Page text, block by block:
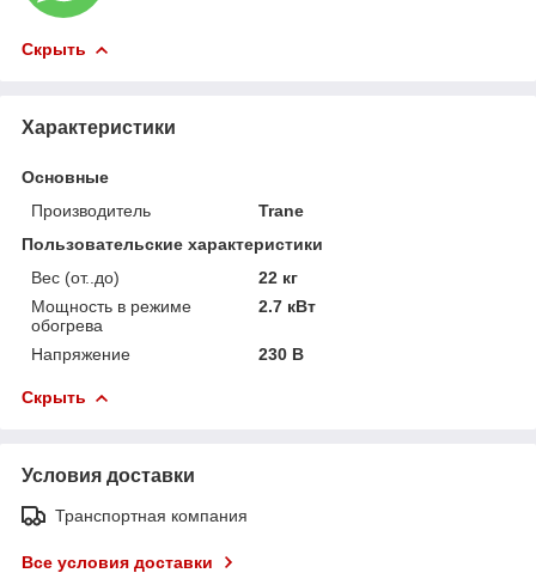
Скрыть
Характеристики
Основные
Производитель
Trane
Пользовательские характеристики
Вес (от..до)
22 кг
Мощность в режиме
обогрева
2.7 кВт
Напряжение 230 В
Скрыть
Условия доставки
Транспортная компания
Все условия доставки